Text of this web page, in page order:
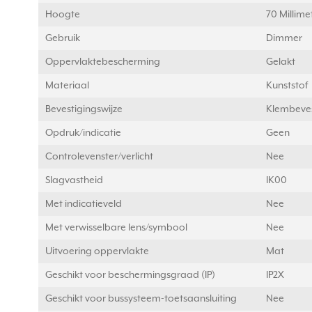
Hoogte 70
Gebruik Dimmer
Oppervlaktebescherming Gelakt
Materiaal Kunststof
Bevestigingswijze
Opdruk/indicatie Geen
Controlevenster/verlicht Nee
Slagvastheid IK00
Met indicatieveld Nee
Met verwisselbare lens/symbool Nee
Uitvoering oppervlakte Mat
Geschikt voor beschermingsgraad (IP) IP2X
Geschikt voor bussysteem-toetsaansluiting Nee